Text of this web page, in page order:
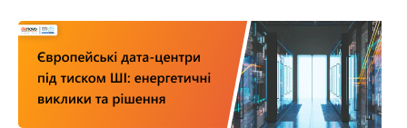
Блог
Контакты